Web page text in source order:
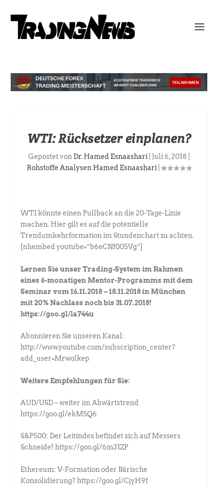
WTI: Rücksetzer einplanen?
Gepostet von Dr. Hamed Esnaashari Juli 6, 2018
Rohstoffe Analysen Hamed Esnaashari
WTI könnte einen Pullback an die 20-Tage-Linie
machen. Hier gilt es auf die potentielle
Trendumkehrformation im Stundenchart zu achten.
[nhembed youtube=“b6eCNf005Vg“]
Lernen Sie unser Trading-System im Rahmen
eines 6-monatigen Mentor-Programms mit dem
Seminar vom 16.11.2018 – 18.11.2018 in München
mit 20% Nachlass noch bis 31.07.2018!
https://goo.gl/la744u
Abonnieren Sie unseren Kanal:
http://www.youtube.com/subscription_center?
add_user=Mrwolkep
Weitere Empfehlungen für Sie:
AUD/USD – weiter im Abwärtstrend
https://goo.gl/ekM5Q6
S&P500: Der Leitindex befindet sich auf Messers
Schneide! https://goo.gl/6m31ZP
Ethereum: V-Formation oder Bärische
Konsolidierung? https://goo.gl/CjyH9f